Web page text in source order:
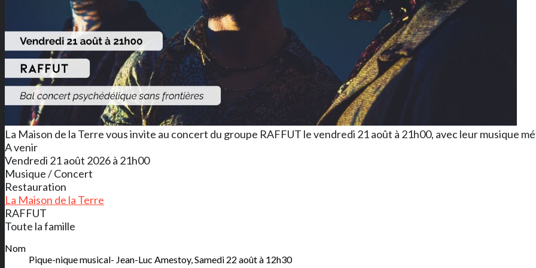
La Maison de la Terre vous invite au concert du groupe RAFFUT le vendredi 21 août à 21h00, avec leur musique
A venir
Vendredi 21 août 2026 à 21h00
Musique / Concert
Restauration
La Maison de la Terre
RAFFUT
Toute la famille
Nom
Pique-nique musical- Jean-Luc Amestoy, Samedi 22 août à 12h30